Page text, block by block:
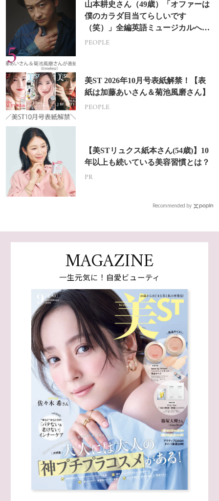
山本耕史さん（49歳）「オファーは
僕のカラダ目当てらしいです
（笑）」全編英語ミュージカルへの
挑戦
PEOPLE
美ST 2026年10月号表紙解禁！【表
紙は加藤あいさん＆菊池風磨さん】
PEOPLE
【美STリュクス紙本さん(54歳)】10
年以上も続いている美容習慣とは？
PR
Recommended by
MAGAZINE
一生元気に！自愛ビューティ